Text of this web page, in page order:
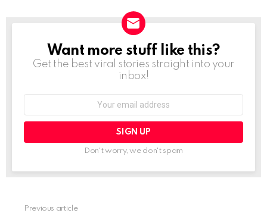
NEWSLETTER
Want more stuff like this?
Get the best viral stories straight into your
inbox!
Don't worry, we don't spam
Previous article